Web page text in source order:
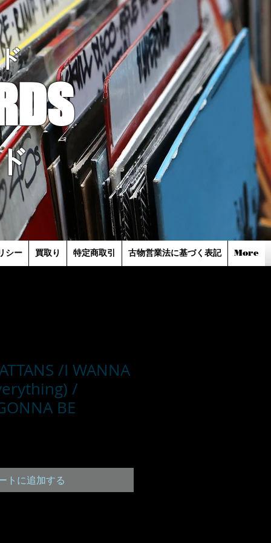
シー 買取り 特定商取引 古物営業法に基づく表記 More
/I WANNA
/
BE
トに追加する